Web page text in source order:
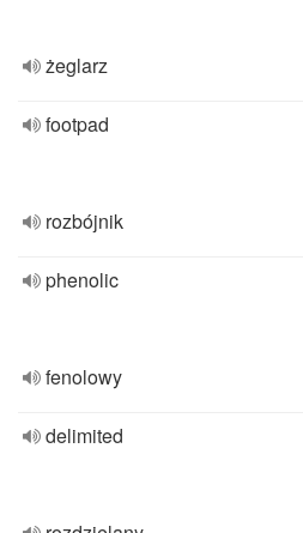
żeglarz
footpad
rozbójnik
phenolic
fenolowy
delimited